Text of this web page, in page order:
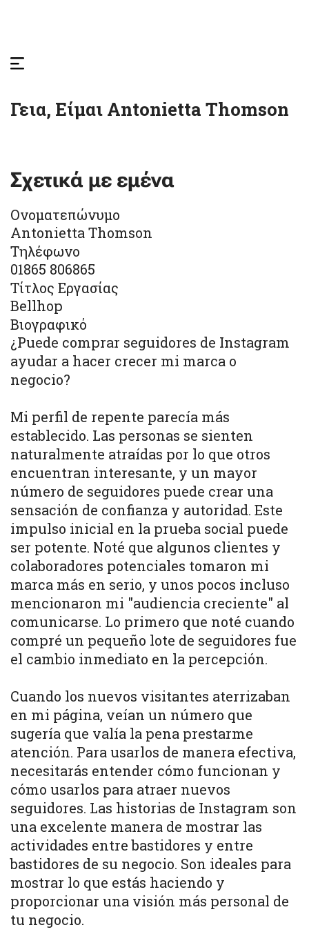
Γεια, Είμαι Antonietta Thomson
Σχετικά με εμένα
Ονοματεπώνυμο
Antonietta Thomson
Τηλέφωνο
01865 806865
Τίτλος Εργασίας
Bellhop
Βιογραφικό
¿Puede comprar seguidores de Instagram
ayudar a hacer crecer mi marca o
negocio?
Mi perfil de repente parecía más
establecido. Las personas se sienten
naturalmente atraídas por lo que otros
encuentran interesante, y un mayor
número de seguidores puede crear una
sensación de confianza y autoridad. Este
impulso inicial en la prueba social puede
ser potente. Noté que algunos clientes y
colaboradores potenciales tomaron mi
marca más en serio, y unos pocos incluso
mencionaron mi "audiencia creciente" al
comunicarse. Lo primero que noté cuando
compré un pequeño lote de seguidores fue
el cambio inmediato en la percepción.
Cuando los nuevos visitantes aterrizaban
en mi página, veían un número que
sugería que valía la pena prestarme
atención. Para usarlos de manera efectiva,
necesitarás entender cómo funcionan y
cómo usarlos para atraer nuevos
seguidores. Las historias de Instagram son
una excelente manera de mostrar las
actividades entre bastidores y entre
bastidores de su negocio. Son ideales para
mostrar lo que estás haciendo y
proporcionar una visión más personal de
tu negocio.